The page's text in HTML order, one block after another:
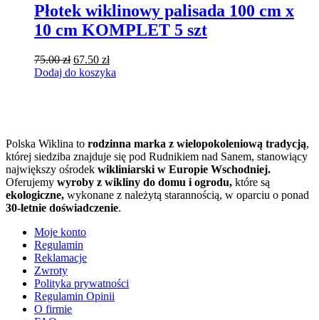
Płotek wiklinowy palisada 100 cm x
10 cm KOMPLET 5 szt
75.00zł Pierwotna
cena
67.50 złAktualna
cena
Dodaj do koszyka
Polska Wiklina to rodzinna marka z wielopokoleniową tradycją,
której siedziba znajduje się pod Rudnikiem nad Sanem, stanowiący
największy ośrodek wikliniarski w Europie Wschodniej.
Oferujemy wyroby z wikliny do domu i ogrodu, które są
ekologiczne, wykonane z należytą starannością, w oparciu o ponad
30-letnie doświadczenie.
Moje konto
Regulamin
Reklamacje
Zwroty
Polityka prywatności
Regulamin Opinii
O firmie